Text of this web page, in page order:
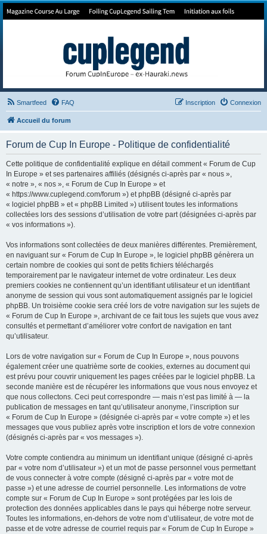
Forum de Cup In Europe
Smartfeed FAQ Connexion
Inscription
Accueil du forum
Forum de Cup In Europe - Politique de confidentialité
Cette politique de confidentialité explique en détail comment « Forum de Cup
In Europe » et ses partenaires affiliés (désignés ci-après par « nous »,
« notre », « nos », « Forum de Cup In Europe » et
« https://www.cuplegend.com/forum ») et phpBB (désigné ci-après par
« logiciel phpBB » et « phpBB Limited ») utilisent toutes les informations
collectées lors des sessions d’utilisation de votre part (désignées ci-après par
« vos informations »).
Vos informations sont collectées de deux manières différentes. Premièrement,
en naviguant sur « Forum de Cup In Europe », le logiciel phpBB génèrera un
certain nombre de cookies qui sont de petits fichiers téléchargés
temporairement par le navigateur internet de votre ordinateur. Les deux
premiers cookies ne contiennent qu’un identifiant utilisateur et un identifiant
anonyme de session qui vous sont automatiquement assignés par le logiciel
phpBB. Un troisième cookie sera créé lors de votre navigation sur les sujets de
« Forum de Cup In Europe », archivant de ce fait tous les sujets que vous avez
consultés et permettant d’améliorer votre confort de navigation en tant
qu’utilisateur.
Lors de votre navigation sur « Forum de Cup In Europe », nous pouvons
également créer une quatrième sorte de cookies, externes au document qui
est prévu pour couvrir uniquement les pages créées par le logiciel phpBB. La
seconde manière est de récupérer les informations que vous nous envoyez et
que nous collectons. Ceci peut correspondre — mais n’est pas limité à — la
publication de messages en tant qu’utilisateur anonyme, l’inscription sur
« Forum de Cup In Europe » (désignée ci-après par « votre compte ») et les
messages que vous publiez après votre inscription et lors de votre connexion
(désignés ci-après par « vos messages »).
Votre compte contiendra au minimum un identifiant unique (désigné ci-après
par « votre nom d’utilisateur ») et un mot de passe personnel vous permettant
de vous connecter à votre compte (désigné ci-après par « votre mot de
passe ») et une adresse de courriel personnelle. Les informations de votre
compte sur « Forum de Cup In Europe » sont protégées par les lois de
protection des données applicables dans le pays qui héberge notre serveur.
Toutes les informations, en-dehors de votre nom d’utilisateur, de votre mot de
passe et de votre adresse de courriel requis par « Forum de Cup In Europe »